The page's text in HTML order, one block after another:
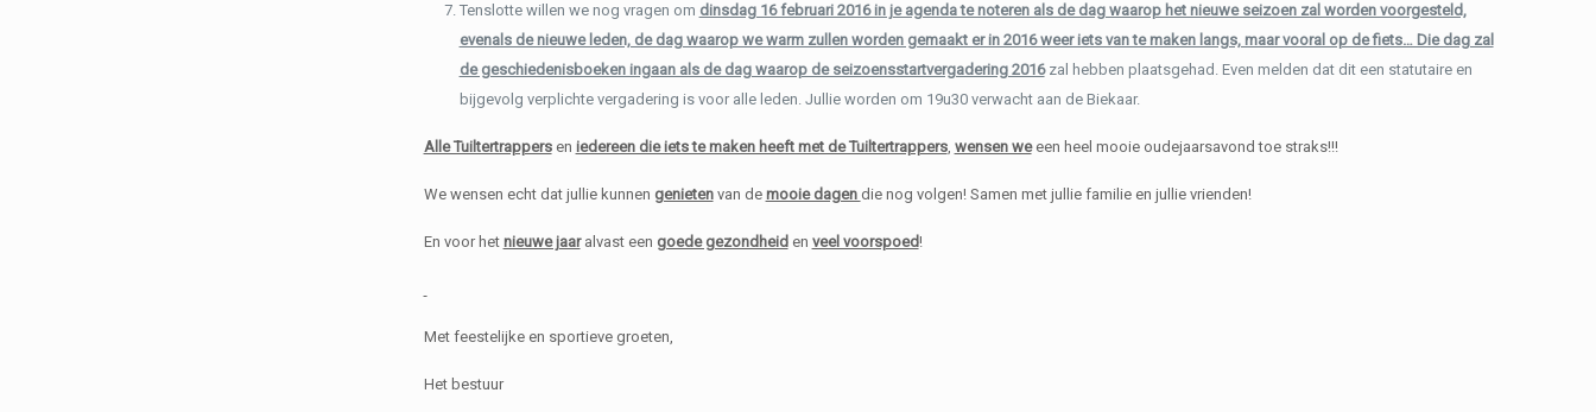
Tenslotte willen we nog vragen om dinsdag 16 februari 2016 in je agenda te noteren als de dag waarop het nieuwe seizoen zal worden voorgesteld,
evenals de nieuwe leden, de dag waarop we warm zullen worden gemaakt er in 2016 weer iets van te maken langs, maar vooral op de fiets… Die dag zal
de geschiedenisboeken ingaan als de dag waarop de seizoensstartvergadering 2016zal hebben plaatsgehad. Even melden dat dit een statutaire en
bijgevolg verplichte vergadering is voor alle leden. Jullie worden om 19u30 verwacht aan de Biekaar.
Alle Tuiltertrappersen iedereen die iets te maken heeft met de Tuiltertrappers, wensen weeen heel mooie oudejaarsavond toe straks!!!
We wensen echt dat jullie kunnen genietenvan de mooie dagen die nog volgen! Samen met jullie familie en jullie vrienden!
En voor het nieuwe jaaralvast een goede gezondheiden veel voorspoed!
Met feestelijke en sportieve groeten,
Het bestuur